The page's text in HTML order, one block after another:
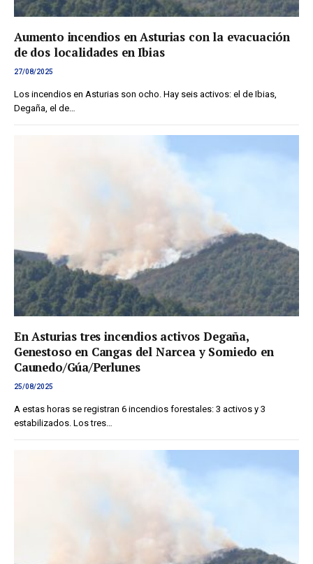
Aumento incendios en Asturias con la evacuación
de dos localidades en Ibias
27/08/2025
Los incendios en Asturias son ocho. Hay seis activos: el de Ibias,
Degaña, el de…
En Asturias tres incendios activos Degaña,
Genestoso en Cangas del Narcea y Somiedo en
Caunedo/Gúa/Perlunes
25/08/2025
A estas horas se registran 6 incendios forestales: 3 activos y 3
estabilizados. Los tres…